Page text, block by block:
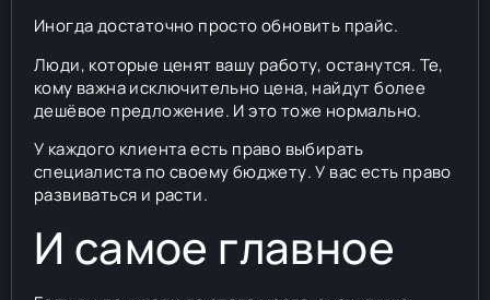
Иногда достаточно просто обновить прайс.
Люди, которые ценят вашу работу, останутся. Те,
кому важна исключительно цена, найдут более
дешёвое предложение. И это тоже нормально.
У каждого клиента есть право выбирать
специалиста по своему бюджету. У вас есть право
развиваться и расти.
И самое главное